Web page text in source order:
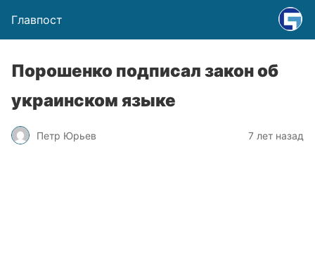
Главпост
Порошенко подписал закон об
украинском языке
Петр Юрьев 7 лет назад